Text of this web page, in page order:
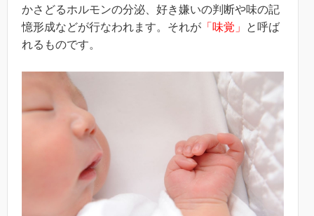
かさどるホルモンの分泌、好き嫌いの判断や味の記
憶形成などが行なわれます。それが 「味覚」
と呼ば
れるものです。